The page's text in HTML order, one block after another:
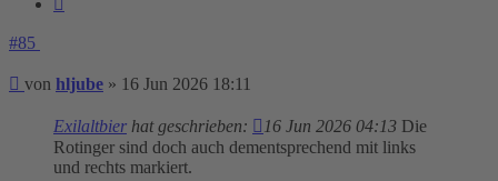
#85
Beitrag
von hljube » 16 Jun 2026 18:11
Exilaltbier hat geschrieben: 16 Jun 2026 04:13 Die
Rotinger sind doch auch dementsprechend mit links
und rechts markiert.